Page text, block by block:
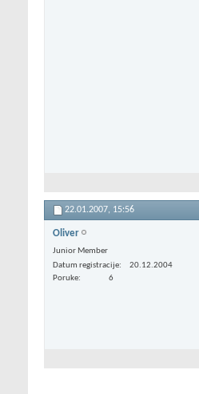
22.01.2007, 15:56
Oliver
Junior Member
Datum registracije
20.12.2004
Poruke
6